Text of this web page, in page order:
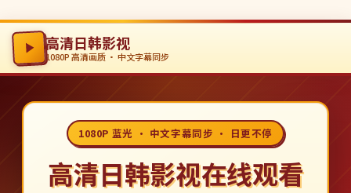
高清日韩影视
1080P 高清画质 · 中文字幕同步
1080P 蓝光 · 中文字幕同步 · 日更不停
高清日韩影视在线观看